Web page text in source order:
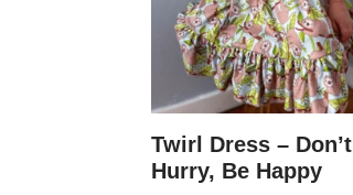
Twirl Dress – Don’t
Hurry, Be Happy